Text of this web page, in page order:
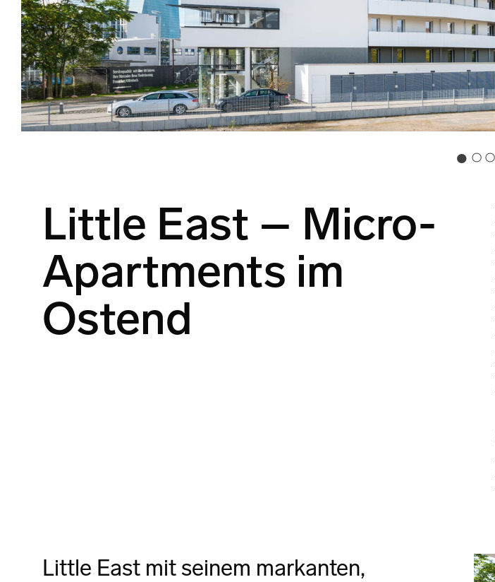
Little East – Micro-
Apartments im
Ostend
Little East mit seinem markanten,